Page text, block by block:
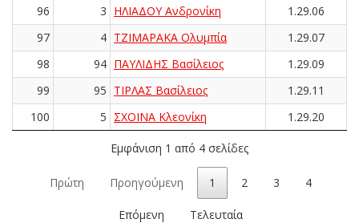
96
3 ΗΛΙΑΔΟΥ Ανδρονίκη
1.29.06
97
4 ΤΖΙΜΑΡΑΚΑ Ολυμπία
1.29.07
98
94 ΠΑΥΛΙΔΗΣ Βασίλειος
1.29.09
99
95 ΤΙΡΛΑΣ Βασίλειος
1.29.11
100
5 ΣΧΟΙΝΑ Κλεονίκη 1.29.20
Εμφάνιση 1 από 4 σελίδες
Πρώτη Προηγούμενη 1 2 3 4
Επόμενη Τελευταία